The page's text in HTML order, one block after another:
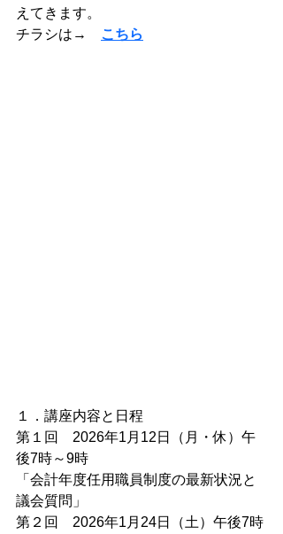
えてきます。
チラシは→
こちら
１．講座内容と日程
第１回　2026年1月12日（月・休）午
後7時～9時
「会計年度任用職員制度の最新状況と
議会質問」
第２回　2026年1月24日（土）午後7時